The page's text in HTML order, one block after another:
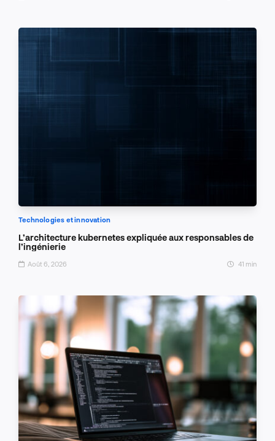
Technologies et innovation
L’architecture kubernetes expliquée aux responsables de
l’ingénierie
Août 6, 2026 41 min